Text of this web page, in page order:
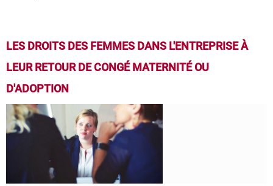
LES DROITS DES FEMMES DANS L'ENTREPRISE À
LEUR RETOUR DE CONGÉ MATERNITÉ OU
D'ADOPTION